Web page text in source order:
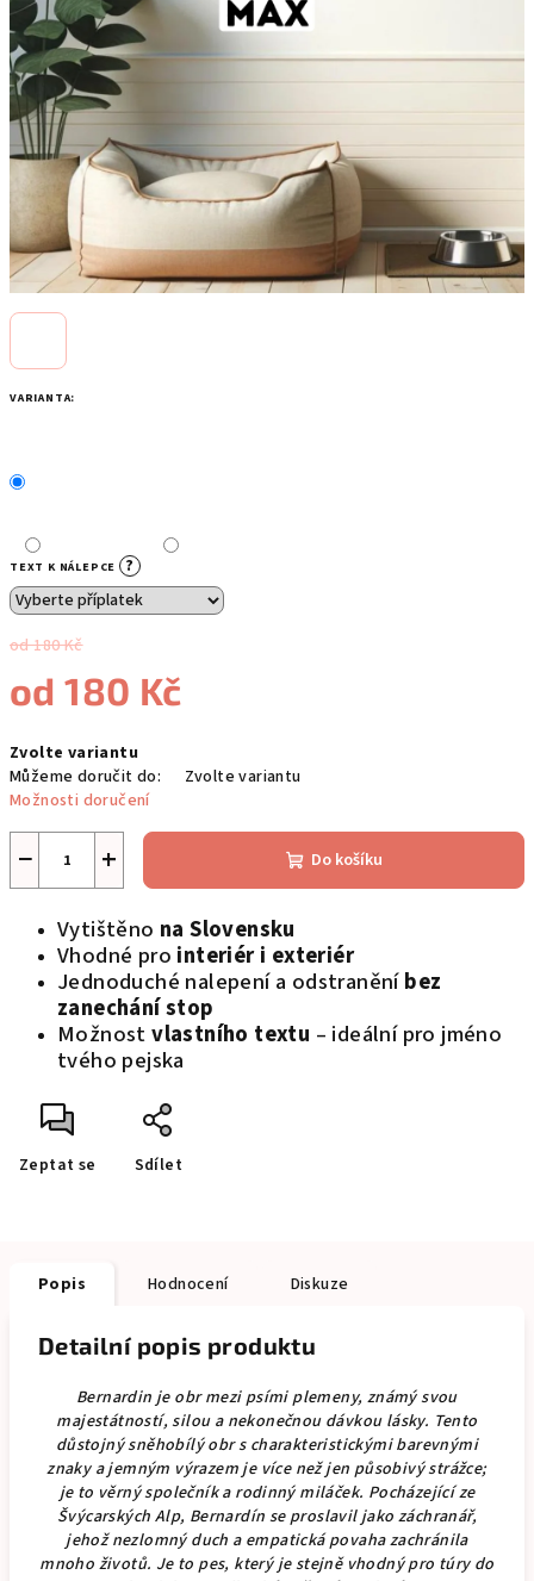
VARIANTA:
TEXT K NÁLEPCE ?
od 180 Kč
od180 Kč
cena:
Zvolte variantu
Můžeme doručit do:
Zvolte variantu
Možnosti doručení
+
− Do košíku
Vytištěno na Slovensku
Vhodné pro interiér i exteriér
Jednoduché nalepení a odstraněníbez
zanechání stop
Možnostvlastního textu – ideální pro jméno
tvého pejska
Zeptat se Sdílet
Popis Hodnocení Diskuze
Detailní popis produktu
Bernardin je obr mezi psími plemeny, známý svou
majestátností, silou a nekonečnou dávkou lásky. Tento
důstojný sněhobílý obr s charakteristickými barevnými
znaky a jemným výrazem je více než jen působivý strážce;
je to věrný společník a rodinný miláček. Pocházející ze
Švýcarských Alp, Bernardín se proslavil jako záchranář,
jehož nezlomný duch a empatická povaha zachránila
mnoho životů. Je to pes, který je stejně vhodný pro túry do